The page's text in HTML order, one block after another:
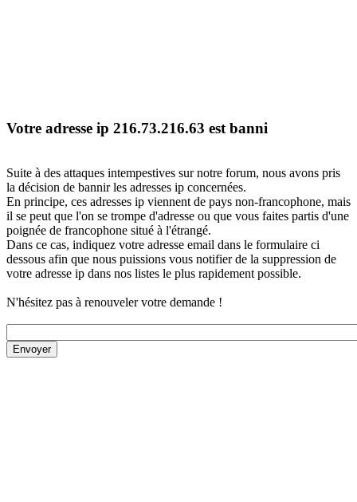
Votre adresse ip 216.73.216.63 est banni
Suite à des attaques intempestives sur notre forum, nous avons pris
la décision de bannir les adresses ip concernées.
En principe, ces adresses ip viennent de pays non-francophone, mais
il se peut que l'on se trompe d'adresse ou que vous faites partis d'une
poignée de francophone situé à l'étrangé.
Dans ce cas, indiquez votre adresse email dans le formulaire ci
dessous afin que nous puissions vous notifier de la suppression de
votre adresse ip dans nos listes le plus rapidement possible.
N'hésitez pas à renouveler votre demande !